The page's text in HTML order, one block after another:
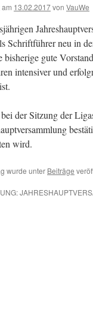
13.02.2017von VauWe
Schriftführer neu in
bisherige gute
intensiver und
der Sitzung der
wird.
wurde unter Beiträge